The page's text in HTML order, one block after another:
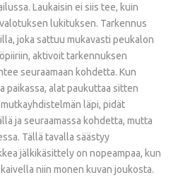
Laukaisin ei siis tee, kuin
lukituksen. Tarkennus
joka sattuu mukavasti peukalon
aktivoit tarkennuksen
seuraamaan kohdetta. Kun
paikassa, alat paukuttaa sitten
läpi, pidät
ja seuraamassa kohdetta, mutta
Tällä tavalla säästyy
jälkikäsittely on nopeampaa, kun
niin monen kuvan joukosta.